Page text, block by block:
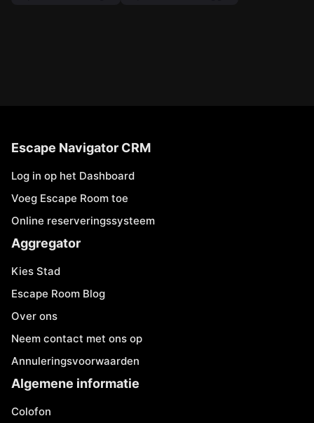
Escape Navigator CRM
Log in op het Dashboard
Voeg Escape Room toe
Online reserveringssysteem
Aggregator
Kies Stad
Escape Room Blog
Over ons
Neem contact met ons op
Annuleringsvoorwaarden
Algemene informatie
Colofon